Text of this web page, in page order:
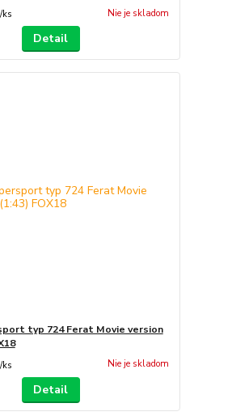
/ks Nie je skladom
Detail
typ 724 Ferat Movie version
/ks Nie je skladom
Detail